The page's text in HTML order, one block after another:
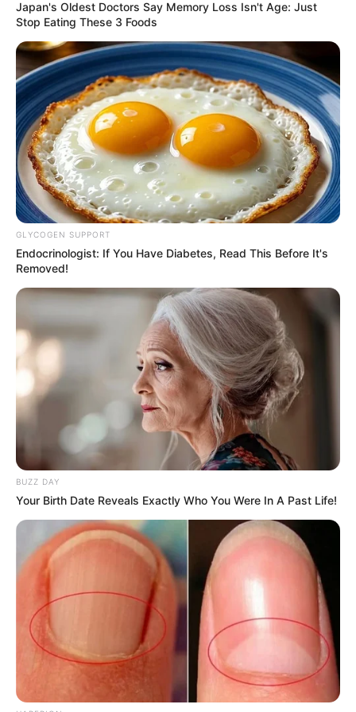
Sonho Lilás
Japan's Oldest Doctors Say Memory Loss Isn't Age: Just
Stop Eating These 3 Foods
GLYCOGEN SUPPORT
Endocrinologist: If You Have Diabetes, Read This Before It's
Removed!
BUZZ DAY
Your Birth Date Reveals Exactly Who You Were In A Past Life!